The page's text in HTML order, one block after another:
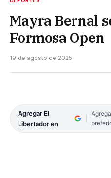
Mayra Bernal
Formosa Open
19 de agosto de 2025
Agregar El
Libertador en